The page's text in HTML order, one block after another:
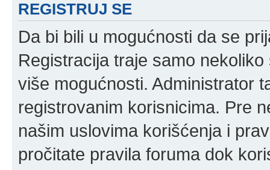
REGISTRUJ SE
Da bi bili u mogućnosti da se
Registracija traje samo
više mogućnosti. Administrator
registrovanim korisnicima. Pre
našim uslovima korišćenja i
pročitate pravila foruma dok